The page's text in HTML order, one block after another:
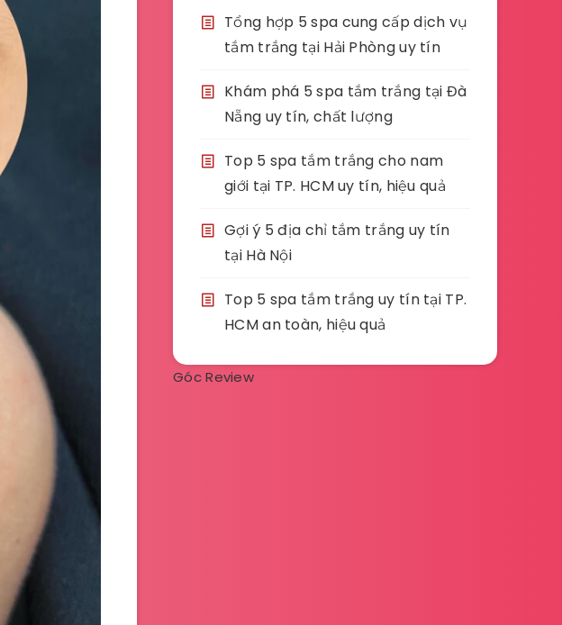
Tổng hợp 5 spa cung cấp dịch vụ
tắm trắng tại Hải Phòng uy tín
Khám phá 5 spa tắm trắng tại Đà
Nẵng uy tín, chất lượng
Top 5 spa tắm trắng cho nam
giới tại TP. HCM uy tín, hiệu quả
Gợi ý 5 địa chỉ tắm trắng uy tín
tại Hà Nội
Top 5 spa tắm trắng uy tín tại TP.
HCM an toàn, hiệu quả
Góc Review